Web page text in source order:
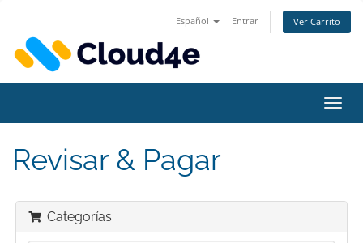
Español Entrar Ver Carrito
Revisar & Pagar
Categorías